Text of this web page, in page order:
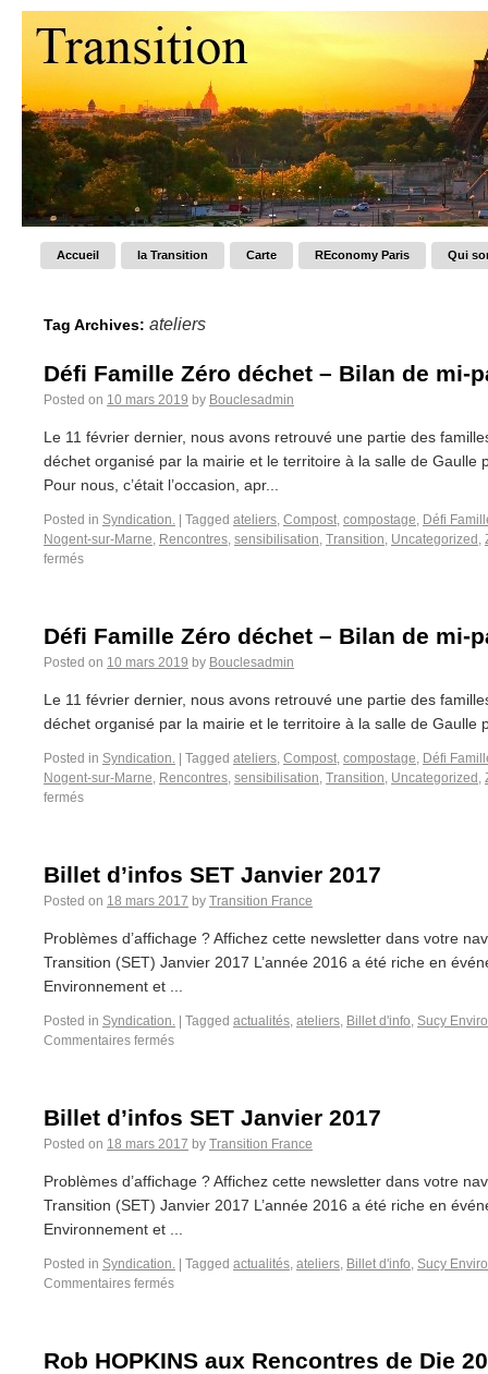
Accueil la Transition Carte REconomy Paris Qui
Tag Archives: ateliers
Défi Famille Zéro déchet – Bilan de mi-
Posted on 10 mars 2019 by Bouclesadmin
Le 11 février dernier, nous avons retrouvé une partie des
déchet organisé par la mairie et le territoire à la salle de Gaulle
Pour nous, c’était l’occasion, apr...
Posted in Syndication. Tagged ateliers, Compost, compostage, Défi
Nogent-sur-Marne, Rencontres, sensibilisation, Transition, Uncategorized ,
fermés
Défi Famille Zéro déchet – Bilan de mi-
Posted on 10 mars 2019 by Bouclesadmin
Le 11 février dernier, nous avons retrouvé une partie des
déchet organisé par la mairie et le territoire à la salle de Gaulle
Posted in Syndication. Tagged ateliers, Compost, compostage, Défi
Nogent-sur-Marne, Rencontres, sensibilisation, Transition, Uncategorized ,
fermés
Billet d’infos SET Janvier 2017
Posted on 18 mars 2017 by Transition France
Problèmes d’affichage ? Affichez cette newsletter dans votre
Transition (SET) Janvier 2017 L’année 2016 a été riche en
Environnement et ...
Posted in Syndication. Tagged actualités, ateliers, Billet d'info, Sucy
Commentaires fermés
Billet d’infos SET Janvier 2017
Posted on 18 mars 2017 by Transition France
Problèmes d’affichage ? Affichez cette newsletter dans votre
Transition (SET) Janvier 2017 L’année 2016 a été riche en
Environnement et ...
Posted in Syndication. Tagged actualités, ateliers, Billet d'info, Sucy
Commentaires fermés
Rob HOPKINS aux Rencontres de Die